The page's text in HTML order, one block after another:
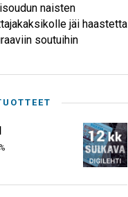
naisten
jäi haastetta
soutuihin